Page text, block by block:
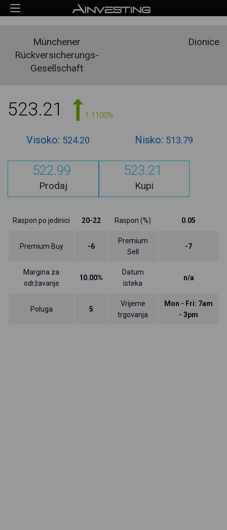
Münchener
Rückversicherungs-
Gesellschaft
Dionice
523.21 1.1100%
Visoko: 524.20 Nisko: 513.79
522.99
Prodaj
523.21
Kupi
Raspon po jedinici 20-22 Raspon (%) 0.05
Premium Buy -6
Premium
Sell
-7
Margina za
održavanje
10.00%
Datum
isteka
n/a
Poluga 5
Vrijeme
trgovanja
Mon - Fri: 7am
- 3pm